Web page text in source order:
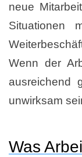
neue
Situationen
Wenn der
ausreichend
unwirksam
Was